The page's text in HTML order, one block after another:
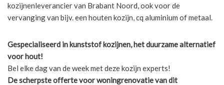
kozijnenleverancier van Brabant Noord, ook voor de
vervanging van bijv. een houten kozijn, cq aluminium of metaal.
Gespecialiseerd in kunststof kozijnen, het duurzame alternatief
voor hout!
Bel elke dag van de week met deze kozijn experts!
De scherpsteofferte voor woningrenovatie van dit